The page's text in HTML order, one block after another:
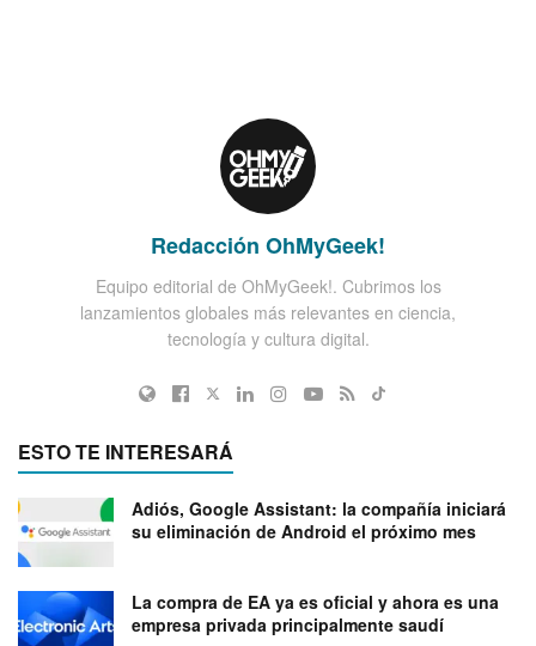
Redacción OhMyGeek!
Equipo editorial de OhMyGeek!. Cubrimos los
lanzamientos globales más relevantes en ciencia,
tecnología y cultura digital.
ESTO TE INTERESARÁ
Adiós, Google Assistant: la compañía iniciará
su eliminación de Android el próximo mes
La compra de EA ya es oficial y ahora es una
empresa privada principalmente saudí